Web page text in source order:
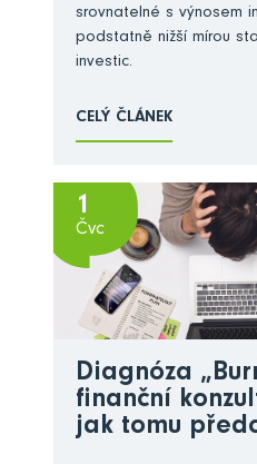
srovnatelné s výnosem
podstatně nižší mírou
investic.
CELÝ ČLÁNEK
1
Čvc
Diagnóza
finanční
jak tomu